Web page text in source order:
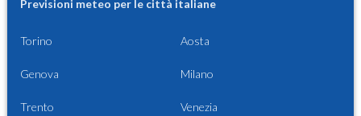
Previsioni meteo per le città italiane
Torino Aosta
Genova Milano
Trento Venezia